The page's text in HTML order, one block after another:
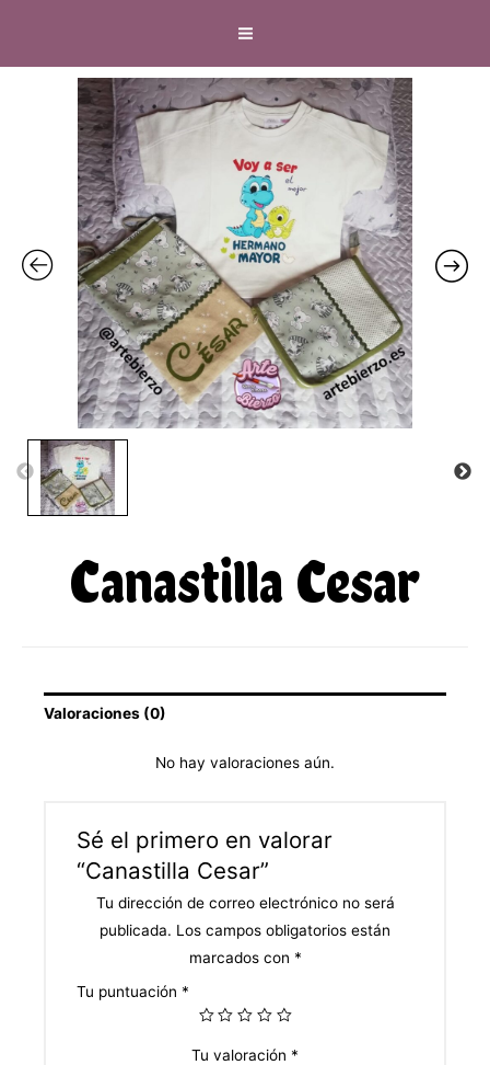
Canastilla Cesar
Valoraciones (0)
No hay valoraciones aún.
Sé el primero en valorar
“Canastilla Cesar”
Tu dirección de correo electrónico no será
publicada. Los campos obligatorios están
marcados con *
Tu puntuación *
Tu valoración *